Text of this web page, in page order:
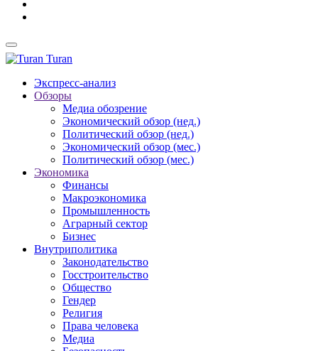
Turan
Экспресс-анализ
Обзоры
Медиа обозрение
Экономический обзор (нед.)
Политический обзор (нед.)
Экономический обзор (мес.)
Политический обзор (мес.)
Экономика
Финансы
Макроэкономика
Промышленность
Аграрный сектор
Бизнес
Внутриполитика
Законодательство
Госстроительство
Общество
Гендер
Религия
Права человека
Медиа